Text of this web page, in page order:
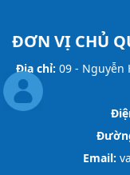
ĐƠN VỊ CHỦ
Địa chỉ: 09 - Nguyễn
Email: